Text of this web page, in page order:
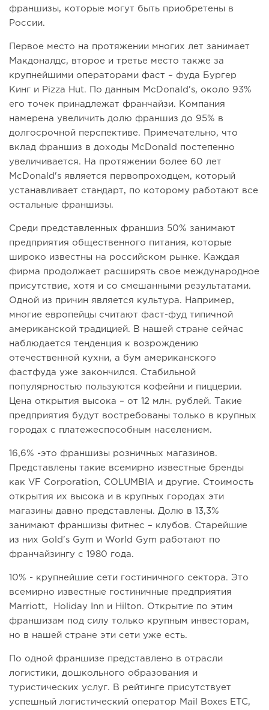
франшизы, которые могут быть приобретены в
России.
Первое место на протяжении многих лет занимает
Макдоналдс, второе и третье место также за
крупнейшими операторами фаст – фуда Бургер
Кинг и Pizza Hut. По данным McDonald's, около 93%
его точек принадлежат франчайзи. Компания
намерена увеличить долю франшиз до 95% в
долгосрочной перспективе. Примечательно, что
вклад франшиз в доходы McDonald постепенно
увеличивается. На протяжении более 60 лет
McDonald's является первопроходцем, который
устанавливает стандарт, по которому работают все
остальные франшизы.
Среди представленных франшиз 50% занимают
предприятия общественного питания, которые
широко известны на российском рынке. Каждая
фирма продолжает расширять свое международное
присутствие, хотя и со смешанными результатами.
Одной из причин является культура. Например,
многие европейцы считают фаст-фуд типичной
американской традицией. В нашей стране сейчас
наблюдается тенденция к возрождению
отечественной кухни, а бум американского
фастфуда уже закончился. Стабильной
популярностью пользуются кофейни и пиццерии.
Цена открытия высока – от 12 млн. рублей. Такие
предприятия будут востребованы только в крупных
городах с платежеспособным населением.
16,6% -это франшизы розничных магазинов.
Представлены такие всемирно известные бренды
как VF Corporation, COLUMBIA и другие. Стоимость
открытия их высока и в крупных городах эти
магазины давно представлены. Долю в 13,3%
занимают франшизы фитнес – клубов. Старейшие
из них Gold's Gym и World Gym работают по
франчайзингу с 1980 года.
10% - крупнейшие сети гостиничного сектора. Это
всемирно известные гостиничные предприятия
Marriott, Holiday Inn и Hilton. Открытие по этим
франшизам под силу только крупным инвесторам,
но в нашей стране эти сети уже есть.
По одной франшизе представлено в отрасли
логистики, дошкольного образования и
туристических услуг. В рейтинге присутствует
успешный логистический оператор Mail Boxes ETC,